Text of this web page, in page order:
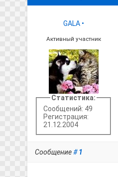
GALA •
Активный участник
Статистика:
Сообщений: 49
Регистрация:
21.12.2004
Сообщение#1